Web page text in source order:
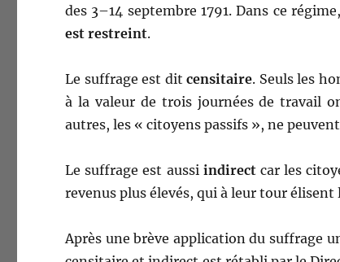
des 3–14 sep­tem­bre 1791. Dans ce
est restreint.
Le suf­frage est ditcen­si­taire. Seuls les
à la valeur de trois journées de tra­vail
autres, les « citoyens pas­sifs », ne
Le suf­frage est aus­si indi­rectcar les
revenus plus élevés, qui à leur tour
Après une brève appli­ca­tion dusuf­frage